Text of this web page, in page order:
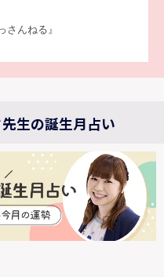
んねる』
生の誕生月占い